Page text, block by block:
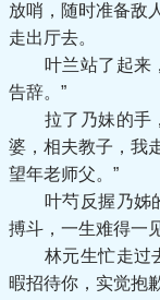
放哨，随时准备敌
走出厅去。
叶兰站了起来，
告辞。”
拉了乃妹的手，
婆，相夫教子，我
望年老师父。”
叶芍反握乃姊的
搏斗，一生难得一
林元生忙走过去
暇招待你，实觉抱